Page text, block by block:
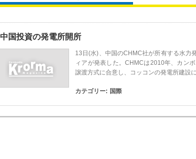
中国投資の発電所開所
13日(水)、中国のCHMC社が所有する水力
ィアが発表した。CHMCは2010年、カン
譲渡方式に合意し、コッコンの発電所建設
カテゴリー: 国際